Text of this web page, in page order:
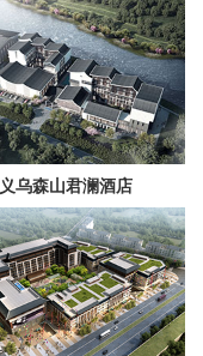
义乌森山君澜酒店